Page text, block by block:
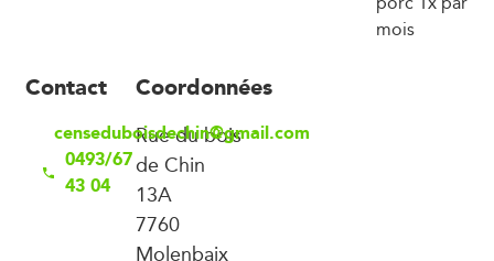
mois
Contact
censeduboisdechin@gmail.com
0493/67
43 04
Coordonnées
Rue du bois
de Chin
13A
7760
Molenbaix